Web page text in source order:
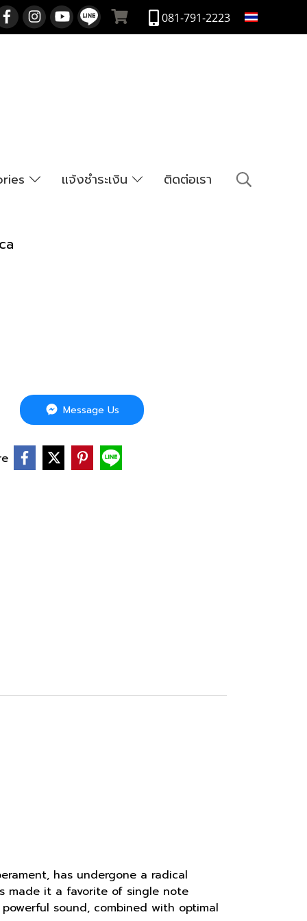
081-791-2223 TH
แจ้งชำระเงิน ติดต่อเรา
Message Us
has undergone a radical
made it a favorite of single note
sound, combined with optimal